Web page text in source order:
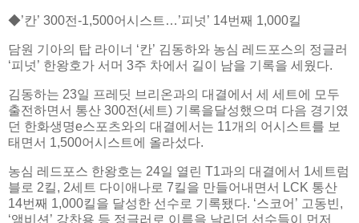
◆’칸’ 300전-1,500어시스트…’피넛’ 14번째 1,000킬
담원 기아의 탑 라이너 ‘칸’ 김동하와 농심 레드포스의 정글러
‘피넛’ 한왕호가 서머 3주 차에서 길이 남을 기록을 세웠다.
김동하는 23일 프레딧 브리온과의 대결에서 세 세트에 모두
출전하면서 통산 300전(세트) 기록을달성했으며 다음 경기였
던 한화생명e스포츠와의 대결에서는 11개의 어시스트를 보
태면서 1,500어시스트에 올라섰다.
농심 레드포스 한왕호는 24일 열린 T1과의 대결에서 1세트럼
블로 2킬, 2세트 다이애나로 7킬을 만들어내면서 LCK 통산
14번째 1,000킬을 달성한 선수로 기록됐다. ‘스코어’ 고동빈,
‘앰비션’ 강찬용 등 정글러로 이름을 날리던 선수들이 먼저